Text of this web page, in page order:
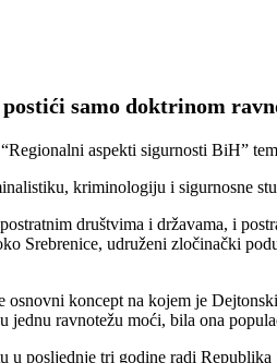
samo doktrinom
aspekti sigurnosti BiH”
kriminologiju i sigurnosne
društvima i državama, i
Srebrenice, udruženi zločinački
osnovni koncept na kojem je
jednu ravnotežu moći, bila ona
u posljednje tri godine radi